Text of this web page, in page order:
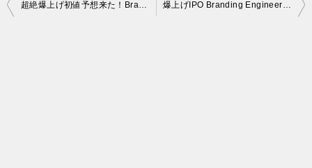
超絶爆上げ初値予想来た！Branding Engineer IPOチャレンジP使います。ネオモバ証券でも利益大きい 爆上げIPO Branding EngineerにIPOチャレンジポイント440P使用しました。